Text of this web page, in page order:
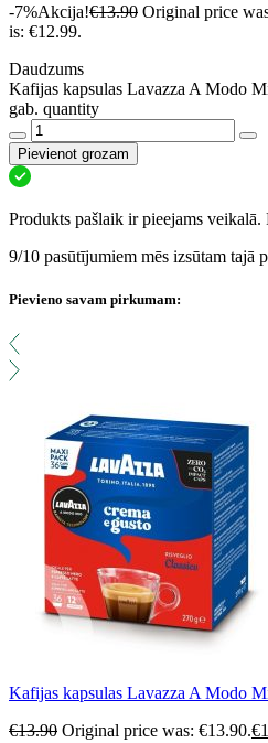
-7%Akcija!€13.90 Original price
is: €12.99.
Daudzums
Kafijas kapsulas Lavazza A Modo
gab. quantity
Pievienot grozam
Produkts pašlaik ir pieejams veikalā.
9/10 pasūtījumiem mēs izsūtam tajā
Pievieno savam pirkumam:
Kafijas kapsulas Lavazza A Modo
€13.90 Original price was: €13.90.€